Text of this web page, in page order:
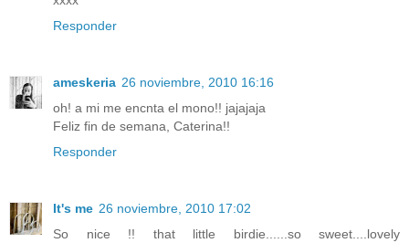
Responder
ameskeria 26 noviembre, 2010 16:16
oh! a mi me encnta el mono!! jajajaja
Feliz fin de semana, Caterina!!
Responder
It's me 26 noviembre, 2010 17:02
So nice !! that little birdie......so sweet....lovely